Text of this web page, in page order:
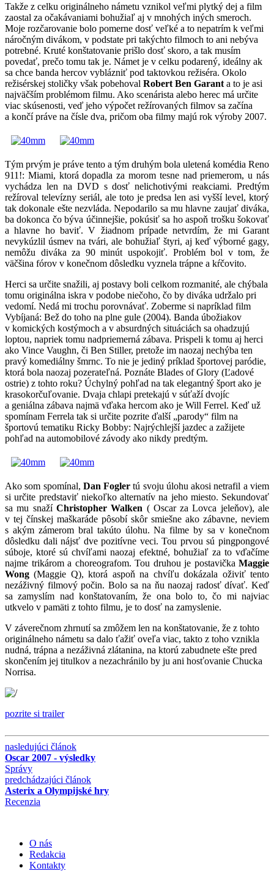
Takže z celku originálneho námetu vznikol veľmi plytký dej a film
zaostal za očakávaniami bohužiaľ aj v mnohých iných smeroch.
Moje rozčarovanie bolo pomerne dosť veľké a to nepatrím k veľmi
náročným divákom, v podstate pri takýchto filmoch to ani nebýva
potrebné. Kruté konštatovanie prišlo dosť skoro, a tak musím
povedať, prečo tomu tak je. Námet je v celku podarený, ideálny ak
sa chce banda hercov vyblázniť pod taktovkou režiséra. Okolo
režisérskej stoličky však pobehoval Robert Ben Garant a to je asi
najväčším problémom filmu. Ako scenárista alebo herec má určite
viac skúsenosti, veď jeho výpočet režírovaných filmov sa začína
a končí práve na čísle dva, pričom oba filmy majú rok výroby 2007.
Tým prvým je práve tento a tým druhým bola uletená komédia Reno
911!: Miami, ktorá dopadla za morom tesne nad priemerom, u nás
vychádza len na DVD s dosť nelichotivými reakciami. Predtým
režíroval televízny seriál, ale toto je predsa len asi vyšší level, ktorý
tak dokonale ešte nezvláda. Nepodarilo sa mu hlavne zaujať diváka,
ba dokonca čo býva účinnejšie, pokúsiť sa ho aspoň trošku šokovať
a hlavne ho baviť. V žiadnom prípade netvrdím, že mi Garant
nevykúzlil úsmev na tvári, ale bohužiaľ štyri, aj keď výborné gagy,
nemôžu diváka za 90 minút uspokojiť. Problém bol v tom, že
väčšina fórov v konečnom dôsledku vyznela trápne a kŕčovito.
Herci sa určite snažili, aj postavy boli celkom rozmanité, ale chýbala
tomu originálna iskra v podobe niečoho, čo by diváka udržalo pri
vedomí. Nedá mi trochu porovnávať. Zoberme si napríklad film
Vybíjaná: Bež do toho na plne gule (2004). Banda úbožiakov
v komických kostýmoch a v absurdných situáciách sa ohadzujú
loptou, napriek tomu nadpriemerná zábava. Prispeli k tomu aj herci
ako Vince Vaughn, či Ben Stiller, pretože im naozaj nechýba ten
pravý komediálny šmrnc. To nie je jediný príklad športovej paródie,
ktorá bola naozaj pozerateľná. Poznáte Blades of Glory (Ľadové
ostrie) z tohto roku? Úchylný pohľad na tak elegantný šport ako je
krasokorčuľovanie. Dvaja chlapi pretekajú v súťaží dvojíc
a geniálna zábava najmä vďaka hercom ako je Will Ferrel. Keď už
spomínam Ferrela tak si určite pozrite ďalší „parody“ film na
športovú tematiku Ricky Bobby: Najrýchlejší jazdec a zažijete
pohľad na automobilové závody ako nikdy predtým.
Ako som spomínal, Dan Fogler tú svoju úlohu akosi netrafil a viem
si určite predstaviť niekoľko alternatív na jeho miesto. Sekundovať
sa mu snaží Christopher Walken ( Oscar za Lovca jeleňov), ale
v tej čínskej maškaráde pôsobí skôr smiešne ako zábavne, neviem
s akým zámerom bral takúto úlohu. Na filme by sa v konečnom
dôsledku dali nájsť dve pozitívne veci. Tou prvou sú pingpongové
súboje, ktoré sú chvíľami naozaj efektné, bohužiaľ za to vďačíme
najme trikárom a choreografom. Tou druhou je postavička Maggie
Wong (Maggie Q), ktorá aspoň na chvíľu dokázala oživiť tento
nezáživný filmový počin. Bolo sa na ňu naozaj radosť dívať. Keď
sa zamyslím nad konštatovaním, že ona bolo to, čo mi najviac
utkvelo v pamäti z tohto filmu, je to dosť na zamyslenie.
V záverečnom zhrnutí sa zmôžem len na konštatovanie, že z tohto
originálneho námetu sa dalo ťažiť oveľa viac, takto z toho vznikla
nudná, trápna a nezáživná zlátanina, na ktorú zabudnete ešte pred
skončením jej titulkov a nezachránilo by ju ani hosťovanie Chucka
Norrisa.
pozrite si trailer
nasledujúci článok
Oscar 2007 - výsledky
Správy
predchádzajúci článok
Asterix a Olympijské hry
Recenzia
O nás
Redakcia
Kontakty